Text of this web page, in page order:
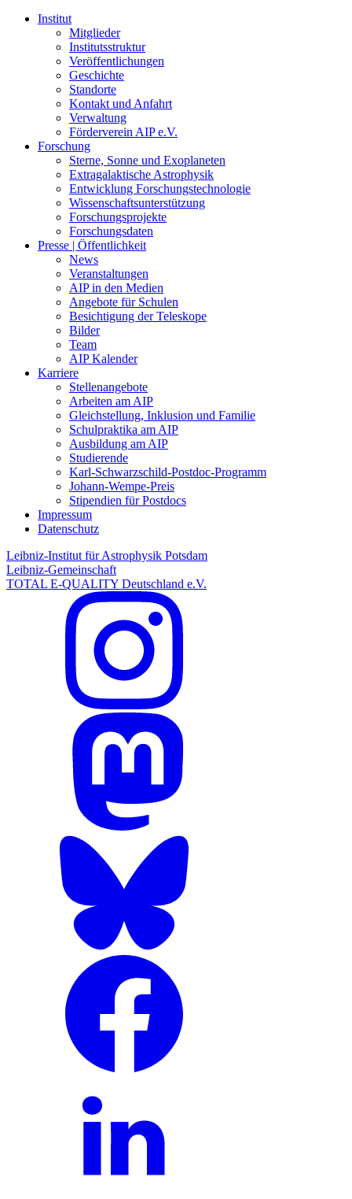
Institut
Mitglieder
Institutsstruktur
Veröffentlichungen
Geschichte
Standorte
Kontakt und Anfahrt
Verwaltung
Förderverein AIP e.V.
Forschung
Sterne, Sonne und Exoplaneten
Extragalaktische Astrophysik
Entwicklung Forschungstechnologie
Wissenschaftsunterstützung
Forschungsprojekte
Forschungsdaten
Presse | Öffentlichkeit
News
Veranstaltungen
AIP in den Medien
Angebote für Schulen
Besichtigung der Teleskope
Bilder
Team
AIP Kalender
Karriere
Stellenangebote
Arbeiten am AIP
Gleichstellung, Inklusion und Familie
Schulpraktika am AIP
Ausbildung am AIP
Studierende
Karl-Schwarzschild-Postdoc-Programm
Johann-Wempe-Preis
Stipendien für Postdocs
Impressum
Datenschutz
Leibniz-Institut für Astrophysik Potsdam
Leibniz-Gemeinschaft
TOTAL E-QUALITY Deutschland e.V.